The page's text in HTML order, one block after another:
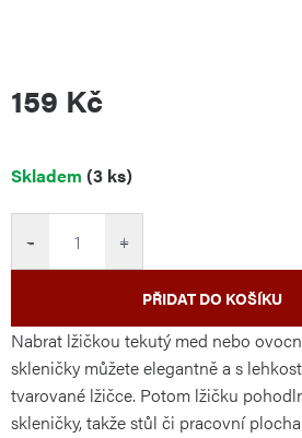
159 Kč
Měrná
Skladem (3 ks)
+
−
PŘIDAT DO KOŠÍKU
Nabrat lžičkou tekutý med nebo
skleničky můžete elegantně a s
tvarované lžičce. Potom lžičku
skleničky, takže stůl či pracovní